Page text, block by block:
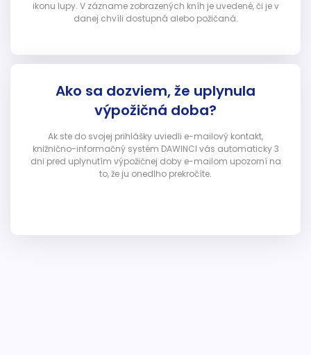
ikonu lupy. V zázname zobrazených kníh je uvedené, či je v
danej chvíli dostupná alebo požičaná.
Ako sa dozviem, že uplynula
výpožičná doba?
Ak ste do svojej prihlášky uviedli e-mailový kontakt,
knižnično-informačný systém DAWINCI vás automaticky 3
dni pred uplynutím výpožičnej doby e-mailom upozorní na
to, že ju onedlho prekročíte.